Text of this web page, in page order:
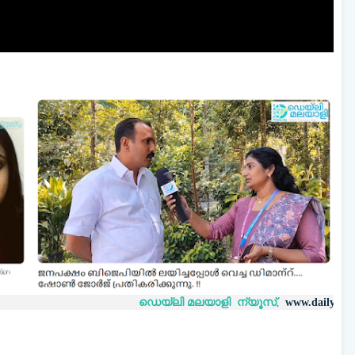
ഡെയ്‌ലി മലയാളി ന്യൂസ്, www.dailymalayaly.com